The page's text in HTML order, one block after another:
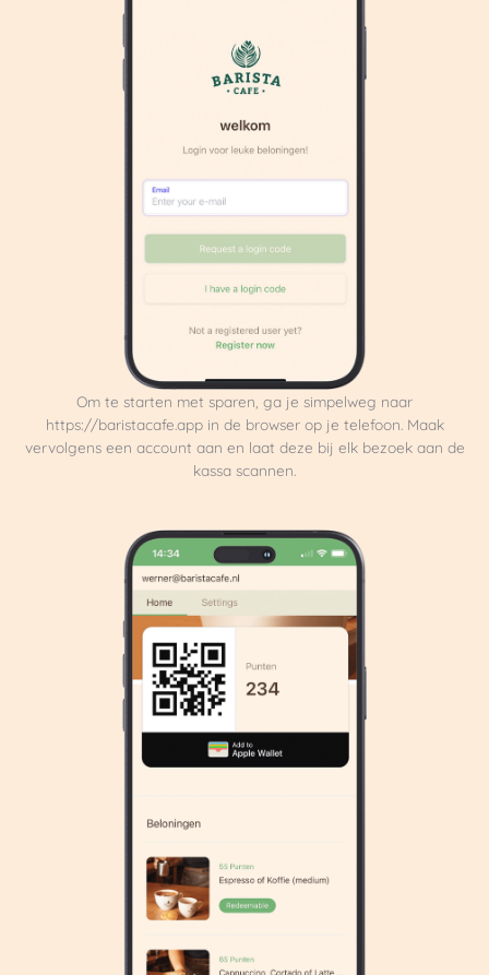
Om te starten met sparen, ga je simpelweg naar
https://baristacafe.app in de browser op je telefoon. Maak
vervolgens een account aan en laat deze bij elk bezoek aan de
kassa scannen.